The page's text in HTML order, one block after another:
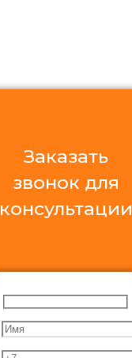
Заказать
звонок для
консультации